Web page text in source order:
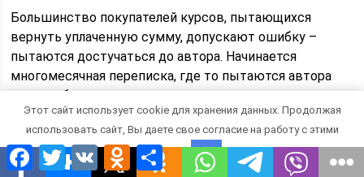
Большинство покупателей курсов, пытающихся
вернуть уплаченную сумму, допускают ошибку –
пытаются достучаться до автора. Начинается
многомесячная переписка, где то пытаются автора
разжалобить, то угрожать ему, то просто настаивать
на возврате средств. Ну а что тот? Либо
отмалчивается, либо обещает вернуть деньги, но все
тянет с этим, либо прямым текстом посылает. В итоге
вытреплены все нервы, а денег все равно нет.
Facebook
TwitterVK Odnoklassniki
Отправить
Этот сайт использует cookie для хранения данных. Продолжая
использовать сайт, Вы даете свое согласие на работу с этими
файлами.
OK